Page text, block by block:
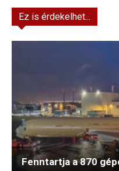
Ez is érdekelhet...
Fenntartja a 870